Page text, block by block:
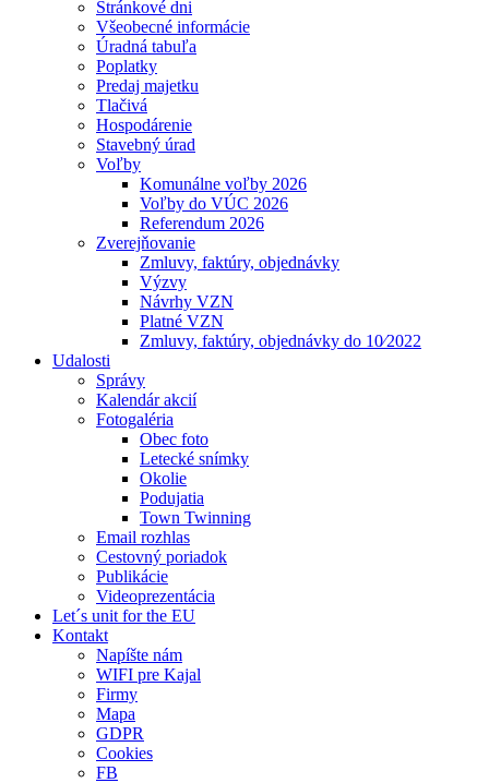
Stránkové dni
Všeobecné informácie
Úradná tabuľa
Poplatky
Predaj majetku
Tlačivá
Hospodárenie
Stavebný úrad
Voľby
Komunálne voľby 2026
Voľby do VÚC 2026
Referendum 2026
Zverejňovanie
Zmluvy, faktúry, objednávky
Výzvy
Návrhy VZN
Platné VZN
Zmluvy, faktúry, objednávky do 10⁄2022
Udalosti
Správy
Kalendár akcií
Fotogaléria
Obec foto
Letecké snímky
Okolie
Podujatia
Town Twinning
Email rozhlas
Cestovný poriadok
Publikácie
Videoprezentácia
Let´s unit for the EU
Kontakt
Napíšte nám
WIFI pre Kajal
Firmy
Mapa
GDPR
Cookies
FB